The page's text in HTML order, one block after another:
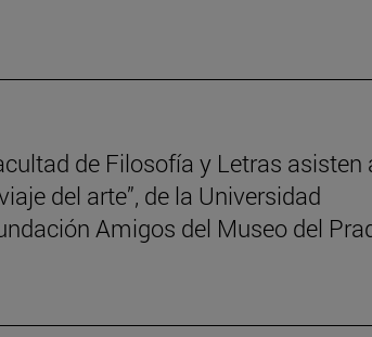
de Filosofía y Letras asisten
del arte”, de la Universidad
Amigos del Museo del